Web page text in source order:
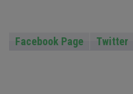
Facebook Page Twitter